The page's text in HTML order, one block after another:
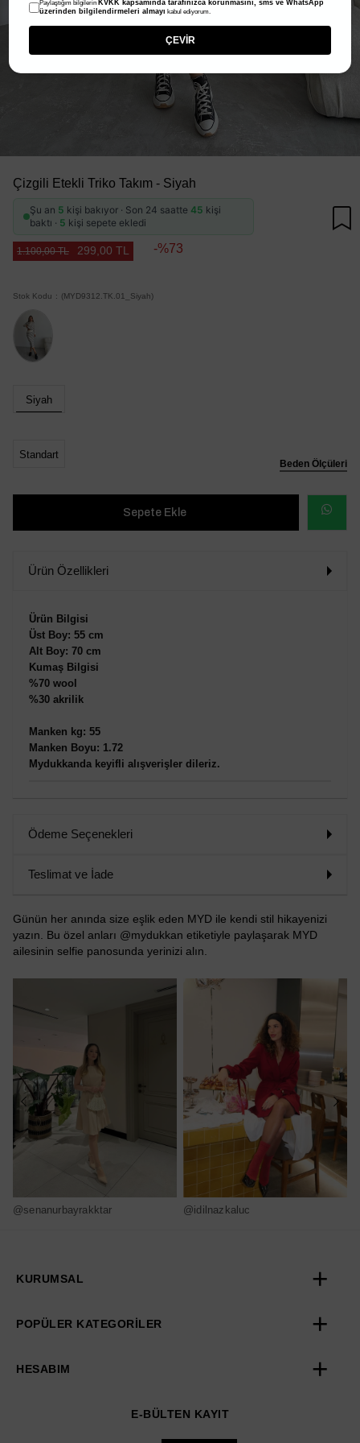
Çizgili Etekli Triko Takım - Siyah
Şu an 5 kişi bakıyor · Son 24 saatte 45 kişi
baktı · 5 kişi sepete ekledi
1.100,00 TL 299,00 TL 73
Stok Kodu (MYD9312.TK.01_Siyah)
Beden Ölçüleri
Siyah
Standart
SİPARİŞ
Ürün Özellikleri
Ürün Bilgisi
Üst Boy: 55 cm
Alt Boy: 70 cm
Kumaş Bilgisi
%70 wool
%30 akrilik
Manken kg: 55
Manken Boyu: 1.72
Mydukkanda keyifli alışverişler dileriz.
Ödeme Seçenekleri
Teslimat ve İade
Günün her anında size eşlik eden MYD ile kendi stil hikayenizi
yazın. Bu özel anları @mydukkan etiketiyle paylaşarak MYD
ailesinin selfie panosunda yerinizi alın.
@senanurbayrakktar @idilnazkaluc
KURUMSAL
POPÜLER KATEGORİLER
HESABIM
E-BÜLTEN KAYIT
Paylaştığım bilgilerin KVKK kapsamında tarafınızca korunmasını, sms ve WhatsApp
üzerinden bilgilendirmeleri almayı kabul ediyorum.
ÇEVİR